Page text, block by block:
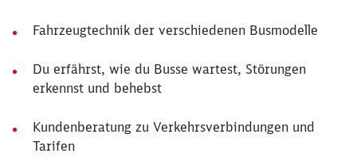
Fahrzeugtechnik der verschiedenen Busmodelle
Du erfährst, wie du Busse wartest, Störungen
erkennst und behebst
Kundenberatung zu Verkehrsverbindungen und
Tarifen